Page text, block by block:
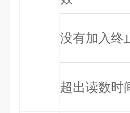
没有加入终
超出读数时